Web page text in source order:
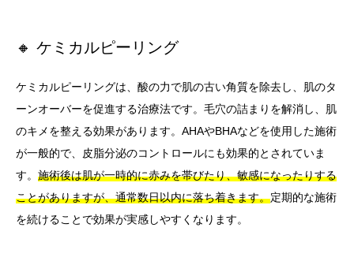
🔸 ケミカルピーリング
ケミカルピーリングは、酸の力で肌の古い角質を除去し、肌のタ
ーンオーバーを促進する治療法です。毛穴の詰まりを解消し、肌
のキメを整える効果があります。AHAやBHAなどを使用した施術
が一般的で、皮脂分泌のコントロールにも効果的とされていま
す。 施術後は肌が一時的に赤みを帯びたり、敏感になったりする
ことがありますが、通常数日以内に落ち着きます。定期的な施術
を続けることで効果が実感しやすくなります。